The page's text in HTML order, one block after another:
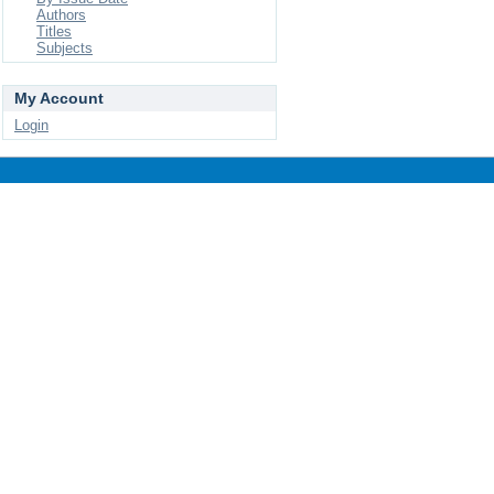
Authors
Titles
Subjects
My Account
Login